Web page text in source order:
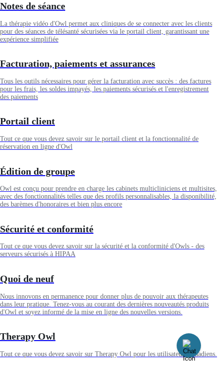
Notes de séance
La thérapie vidéo d'Owl permet aux cliniques de se connecter avec les clients
pour des séances de télésanté sécurisées via le portail client, garantissant une
expérience simplifiée
Facturation, paiements et assurances
Tous les outils nécessaires pour gérer la facturation avec succès : des factures
pour les frais, les soldes impayés, les paiements sécurisés et l'enregistrement
des paiements
Portail client
Tout ce que vous devez savoir sur le portail client et la fonctionnalité de
réservation en ligne d'Owl
Édition de groupe
Owl est conçu pour prendre en charge les cabinets multicliniciens et multisites,
avec des fonctionnalités telles que des profils personnalisables, la disponibilité,
des barèmes d'honoraires et bien plus encore
Sécurité et conformité
Tout ce que vous devez savoir sur la sécurité et la conformité d'Owls - des
serveurs sécurisés à HIPAA
Quoi de neuf
Nous innovons en permanence pour donner plus de pouvoir aux thérapeutes
dans leur pratique. Tenez-vous au courant des dernières nouveautés produits
d'Owl et soyez informé de la mise en ligne des nouvelles versions.
Therapy Owl
Tout ce que vous devez savoir sur Therapy Owl pour les utilisateurs canadiens.